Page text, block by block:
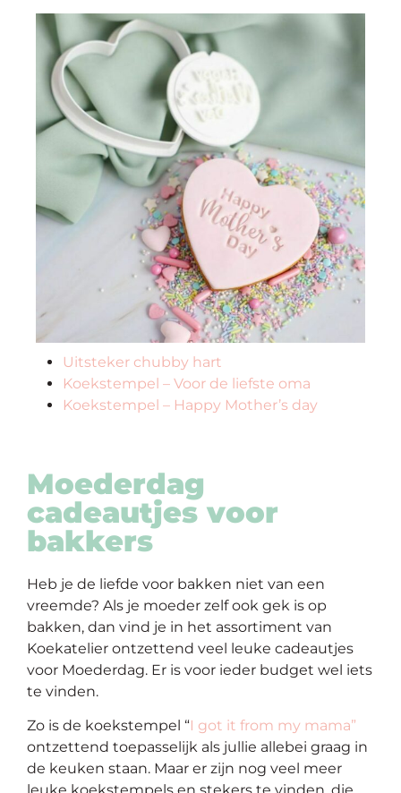
Uitsteker chubby hart
Koekstempel – Voor de liefste oma
Koekstempel – Happy Mother’s day
Moederdag
cadeautjes voor
bakkers
Heb je de liefde voor bakken niet van een
vreemde? Als je moeder zelf ook gek is op
bakken, dan vind je in het assortiment van
Koekatelier ontzettend veel leuke cadeautjes
voor Moederdag. Er is voor ieder budget wel iets
te vinden.
Zo is de koekstempel “I got it from my mama”
ontzettend toepasselijk als jullie allebei graag in
de keuken staan. Maar er zijn nog veel meer